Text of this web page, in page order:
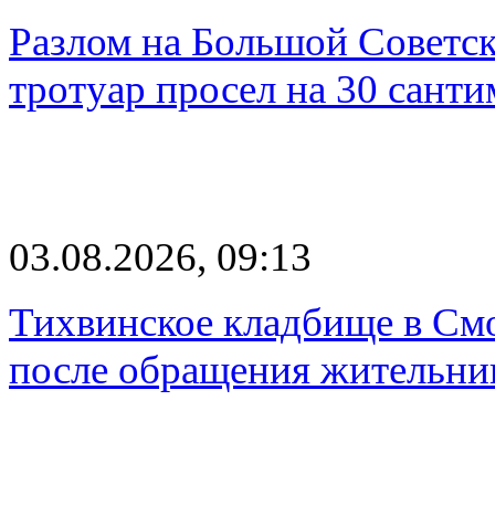
Разлом на Большой
тротуар просел на 30
03.08.2026, 09:13
Тихвинское кладбище в
после обращения